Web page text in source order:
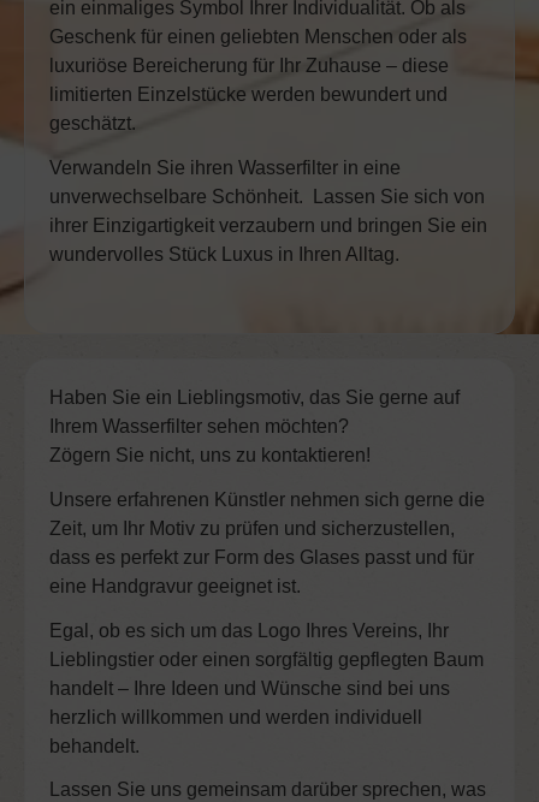
ein einmaliges Symbol Ihrer Individualität. Ob als
Geschenk für einen geliebten Menschen oder als
luxuriöse Bereicherung für Ihr Zuhause – diese
limitierten Einzelstücke werden bewundert und
geschätzt.
Verwandeln Sie ihren Wasserfilter in eine
unverwechselbare Schönheit. Lassen Sie sich von
ihrer Einzigartigkeit verzaubern und bringen Sie ein
wundervolles Stück Luxus in Ihren Alltag.
Haben Sie ein Lieblingsmotiv, das Sie gerne auf
Ihrem Wasserfilter sehen möchten?
Zögern Sie nicht, uns zu kontaktieren!
Unsere erfahrenen Künstler nehmen sich gerne die
Zeit, um Ihr Motiv zu prüfen und sicherzustellen,
dass es perfekt zur Form des Glases passt und für
eine Handgravur geeignet ist.
Egal, ob es sich um das Logo Ihres Vereins, Ihr
Lieblingstier oder einen sorgfältig gepflegten Baum
handelt – Ihre Ideen und Wünsche sind bei uns
herzlich willkommen und werden individuell
behandelt.
Lassen Sie uns gemeinsam darüber sprechen, was